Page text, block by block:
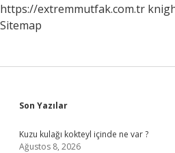
https://extremmutfak.com.tr
Sitemap
Sidebar
Son Yazılar
Kuzu kulağı kokteyl içinde ne var ?
Ağustos 8, 2026